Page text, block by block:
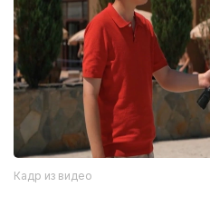
Кадр из видео